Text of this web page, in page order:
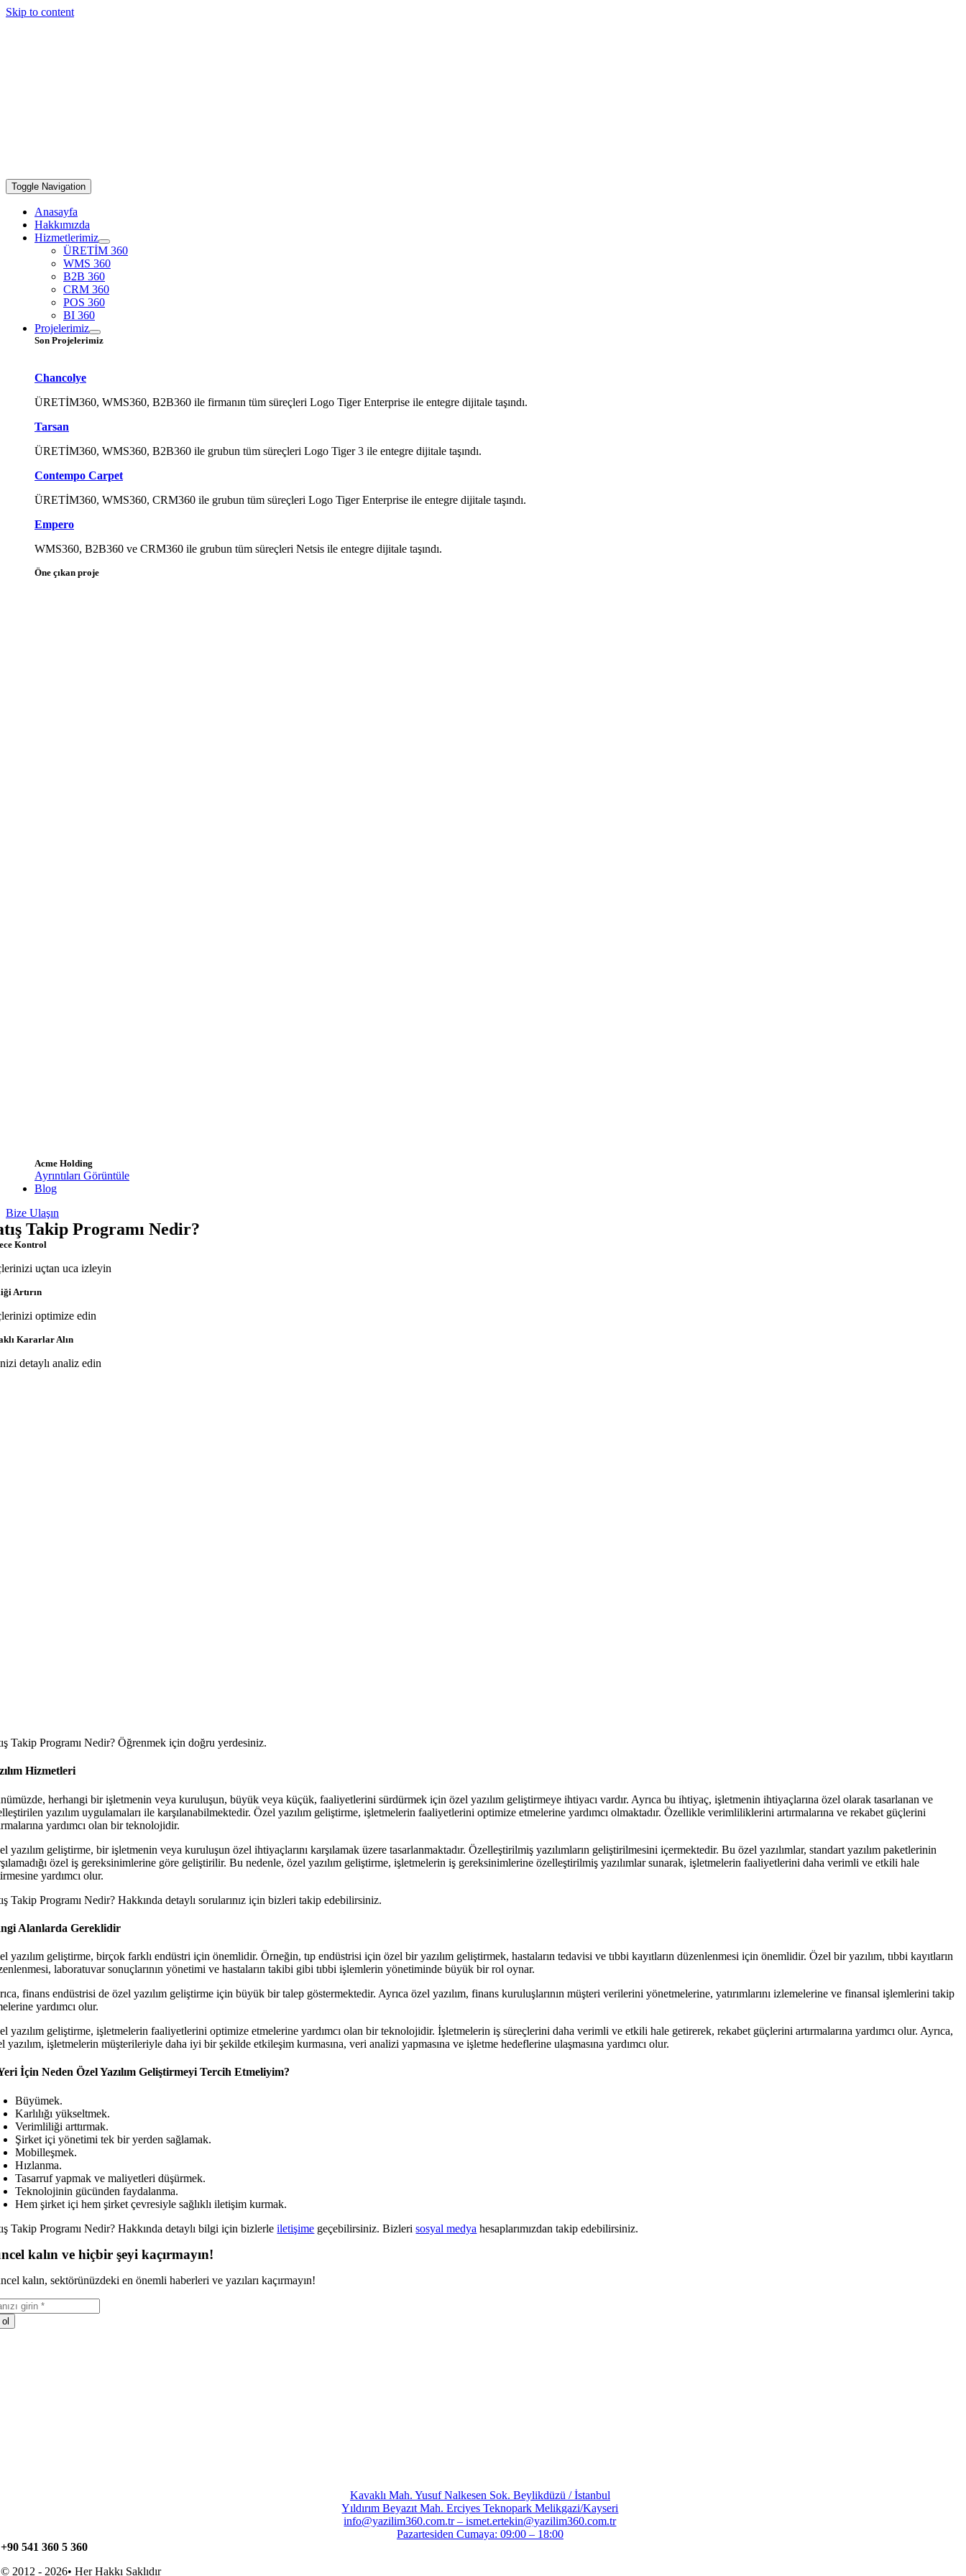
Skip to content
Toggle Navigation
Anasayfa
Hakkımızda
Hizmetlerimiz
ÜRETİM 360
WMS 360
B2B 360
CRM 360
POS 360
BI 360
Projelerimiz
Son Projelerimiz
Chancolye
ÜRETİM360, WMS360, B2B360 ile firmanın tüm süreçleri Logo Tiger Enterprise ile entegre dijitale taşındı.
Tarsan
ÜRETİM360, WMS360, B2B360 ile grubun tüm süreçleri Logo Tiger 3 ile entegre dijitale taşındı.
Contempo Carpet
ÜRETİM360, WMS360, CRM360 ile grubun tüm süreçleri Logo Tiger Enterprise ile entegre dijitale taşındı.
Empero
WMS360, B2B360 ve CRM360 ile grubun tüm süreçleri Netsis ile entegre dijitale taşındı.
Öne çıkan proje
Acme Holding
Ayrıntıları Görüntüle
Blog
Bize Ulaşın
Takip Programı Nedir?
Kontrol
uçtan uca izleyin
Artırın
optimize edin
Kararlar Alın
detaylı analiz edin
Takip Programı Nedir? Öğrenmek için doğru yerdesiniz.
Hizmetleri
herhangi bir işletmenin veya kuruluşun, büyük veya küçük, faaliyetlerini sürdürmek için özel yazılım geliştirmeye ihtiyacı vardır. Ayrıca bu ihtiyaç, işletmenin ihtiyaçlarına özel olarak tasarlanan ve
yazılım uygulamaları ile karşılanabilmektedir. Özel yazılım geliştirme, işletmelerin faaliyetlerini optimize etmelerine yardımcı olmaktadır. Özellikle verimliliklerini artırmalarına ve rekabet güçlerini
yardımcı olan bir teknolojidir.
yazılım geliştirme, bir işletmenin veya kuruluşun özel ihtiyaçlarını karşılamak üzere tasarlanmaktadır. Özelleştirilmiş yazılımların geliştirilmesini içermektedir. Bu özel yazılımlar, standart yazılım paketlerinin
özel iş gereksinimlerine göre geliştirilir. Bu nedenle, özel yazılım geliştirme, işletmelerin iş gereksinimlerine özelleştirilmiş yazılımlar sunarak, işletmelerin faaliyetlerini daha verimli ve etkili hale
yardımcı olur.
Takip Programı Nedir? Hakkında detaylı sorularınız için bizleri takip edebilirsiniz.
Alanlarda Gereklidir
yazılım geliştirme, birçok farklı endüstri için önemlidir. Örneğin, tıp endüstrisi için özel bir yazılım geliştirmek, hastaların tedavisi ve tıbbi kayıtların düzenlenmesi için önemlidir. Özel bir yazılım, tıbbi kayıtların
laboratuvar sonuçlarının yönetimi ve hastaların takibi gibi tıbbi işlemlerin yönetiminde büyük bir rol oynar.
finans endüstrisi de özel yazılım geliştirme için büyük bir talep göstermektedir. Ayrıca özel yazılım, finans kuruluşlarının müşteri verilerini yönetmelerine, yatırımlarını izlemelerine ve finansal işlemlerini takip
yardımcı olur.
yazılım geliştirme, işletmelerin faaliyetlerini optimize etmelerine yardımcı olan bir teknolojidir. İşletmelerin iş süreçlerini daha verimli ve etkili hale getirerek, rekabet güçlerini artırmalarına yardımcı olur. Ayrıca,
yazılım, işletmelerin müşterileriyle daha iyi bir şekilde etkileşim kurmasına, veri analizi yapmasına ve işletme hedeflerine ulaşmasına yardımcı olur.
İçin Neden Özel Yazılım Geliştirmeyi Tercih Etmeliyim?
Büyümek.
Karlılığı yükseltmek.
Verimliliği arttırmak.
Şirket içi yönetimi tek bir yerden sağlamak.
Mobilleşmek.
Hızlanma.
Tasarruf yapmak ve maliyetleri düşürmek.
Teknolojinin gücünden faydalanma.
Hem şirket içi hem şirket çevresiyle sağlıklı iletişim kurmak.
Takip Programı Nedir? Hakkında detaylı bilgi için bizlerleiletişime geçebilirsiniz. Bizlerisosyal medya hesaplarımızdan takip edebilirsiniz.
kalın ve hiçbir şeyi kaçırmayın!
kalın, sektörünüzdeki en önemli haberleri ve yazıları kaçırmayın!
Kavaklı Mah. Yusuf Nalkesen Sok. Beylikdüzü / İstanbul
Yıldırım Beyazıt Mah. Erciyes Teknopark Melikgazi/Kayseri
info@yazilim360.com.tr – ismet.ertekin@yazilim360.com.tr
Pazartesiden Cumaya: 09:00 – 18:00
+90 541 360 5 360
© 2012 - 2026• Her Hakkı Saklıdır